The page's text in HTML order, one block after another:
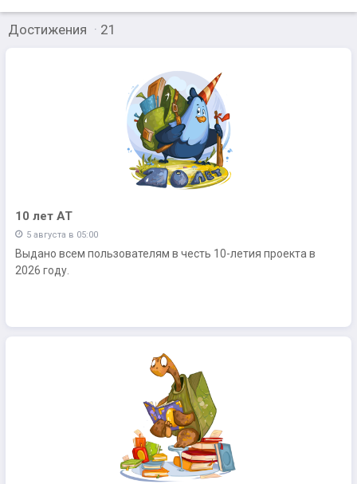
Достижения · 21
10 лет АТ
5 августа в 05:00
Выдано всем пользователям в честь 10-летия проекта в
2026 году.